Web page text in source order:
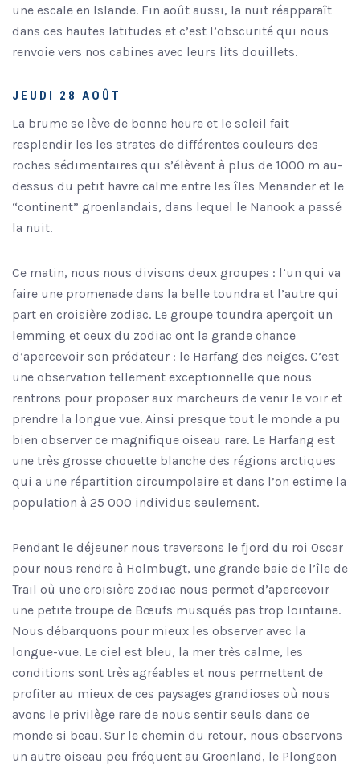
une escale en Islande. Fin août aussi, la nuit réapparaît
dans ces hautes latitudes et c’est l’obscurité qui nous
renvoie vers nos cabines avec leurs lits douillets.
JEUDI 28 AOÛT
La brume se lève de bonne heure et le soleil fait
resplendir les les strates de différentes couleurs des
roches sédimentaires qui s’élèvent à plus de 1000 m au-
dessus du petit havre calme entre les îles Menander et le
“continent” groenlandais, dans lequel le Nanook a passé
la nuit.
Ce matin, nous nous divisons deux groupes : l’un qui va
faire une promenade dans la belle toundra et l’autre qui
part en croisière zodiac. Le groupe toundra aperçoit un
lemming et ceux du zodiac ont la grande chance
d’apercevoir son prédateur : le Harfang des neiges. C’est
une observation tellement exceptionnelle que nous
rentrons pour proposer aux marcheurs de venir le voir et
prendre la longue vue. Ainsi presque tout le monde a pu
bien observer ce magnifique oiseau rare. Le Harfang est
une très grosse chouette blanche des régions arctiques
qui a une répartition circumpolaire et dans l’on estime la
population à 25 000 individus seulement.
Pendant le déjeuner nous traversons le fjord du roi Oscar
pour nous rendre à Holmbugt, une grande baie de l’île de
Trail où une croisière zodiac nous permet d’apercevoir
une petite troupe de Bœufs musqués pas trop lointaine.
Nous débarquons pour mieux les observer avec la
longue-vue. Le ciel est bleu, la mer très calme, les
conditions sont très agréables et nous permettent de
profiter au mieux de ces paysages grandioses où nous
avons le privilège rare de nous sentir seuls dans ce
monde si beau. Sur le chemin du retour, nous observons
un autre oiseau peu fréquent au Groenland, le Plongeon